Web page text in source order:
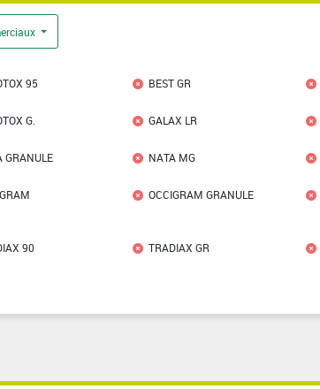
95 BEST GR
G. GALAX LR
GRANULE NATA MG
OCCIGRAM GRANULE
90 TRADIAX GR